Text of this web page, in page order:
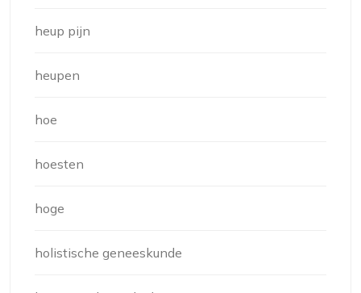
heup pijn
heupen
hoe
hoesten
hoge
holistische geneeskunde